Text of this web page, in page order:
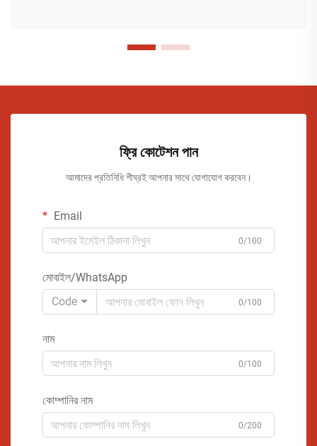
ফ্রি কোটেশন পান
আমাদের প্রতিনিধি শীঘ্রই আপনার সাথে যোগাযোগ করবেন।
Email
0/100
মোবাইল/WhatsApp
Code
0/100
নাম
0/100
কোম্পানির নাম
0/200